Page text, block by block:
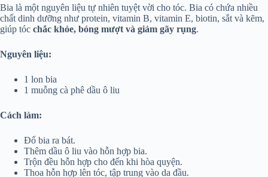
Bia là một nguyên liệu tự nhiên tuyệt vời cho tóc. Bia có chứa nhiều
chất dinh dưỡng như protein, vitamin B, vitamin E, biotin, sắt và kẽm,
giúp tóc chắc khỏe, bóng mượt và giảm gãy rụng.
Nguyên liệu:
1 lon bia
1 muỗng cà phê dầu ô liu
Cách làm:
Đổ bia ra bát.
Thêm dầu ô liu vào hỗn hợp bia.
Trộn đều hỗn hợp cho đến khi hòa quyện.
Thoa hỗn hợp lên tóc, tập trung vào da đầu.